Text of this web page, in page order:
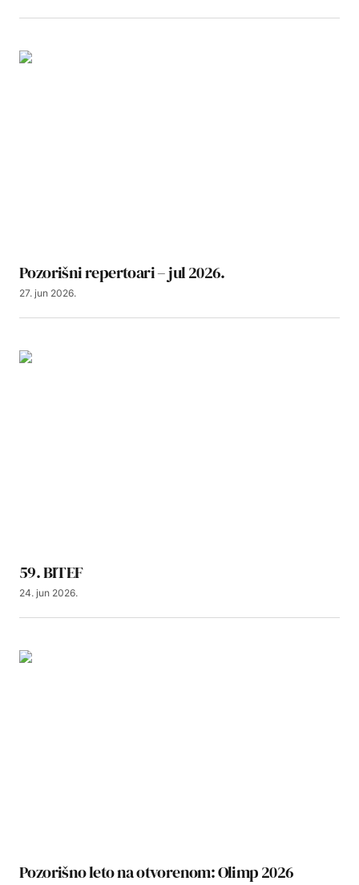
Pozorišni repertoari – jul 2026.
27. jun 2026.
59. BITEF
24. jun 2026.
Pozorišno leto na otvorenom: Olimp 2026